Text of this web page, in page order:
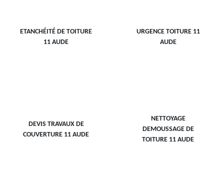
ETANCHÉITÉ DE TOITURE
11 AUDE
URGENCE TOITURE 11
AUDE
DEVIS TRAVAUX DE
COUVERTURE 11 AUDE
NETTOYAGE
DEMOUSSAGE DE
TOITURE 11 AUDE